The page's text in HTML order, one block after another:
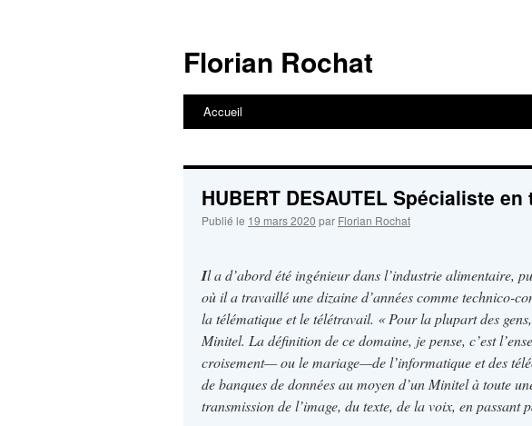
contenu
Florian Rochat
Accueil
HUBERT DESAUTEL Spécialiste
Publié le 19 mars 2020 par Florian Rochat
Il a d’abord été ingénieur dans l’industrie alimentaire,
où il a travaillé une dizaine d’années comme technico-
la télématique et le télétravail. « Pour la plupart des
Minitel. La définition de ce domaine, je pense, c’est
croisement— ou le mariage—de l’informatique et des
de banques de données au moyen d’un Minitel à toute
transmission de l’image, du texte, de la voix, en passant